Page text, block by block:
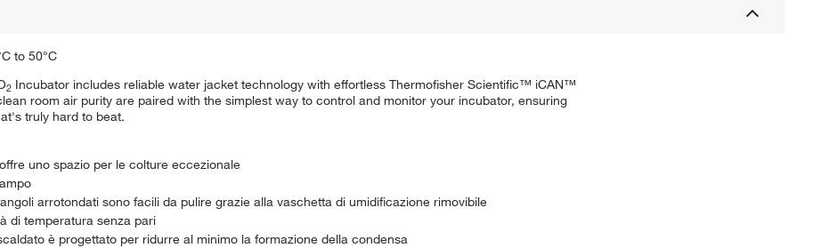
to 50°C
2 Incubator includes reliable water jacket technology with effortless Thermofisher Scientific™ iCAN™
room air purity are paired with the simplest way to control and monitor your incubator, ensuring
truly hard to beat.
uno spazio per le colture eccezionale
arrotondati sono facili da pulire grazie alla vaschetta di umidificazione rimovibile
di temperatura senza pari
è progettato per ridurre al minimo la formazione della condensa